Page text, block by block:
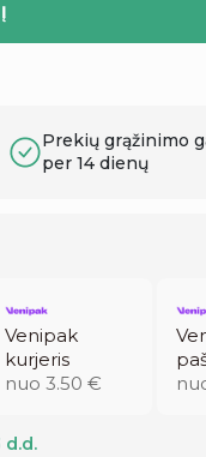
Prekių grąžinimo
per 14 dienų
Venipak
kurjeris
nuo 3.50 €
d.d.